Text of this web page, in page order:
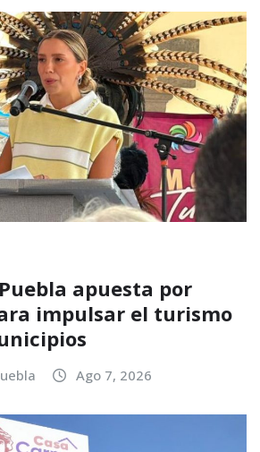
apuesta por
impulsar el turismo
Ago 7, 2026